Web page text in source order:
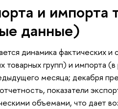
и импорта
данные)
динамика фактических и
товарных групп) и импорта (в
месяца; декабря
показатели
объемами, что дает